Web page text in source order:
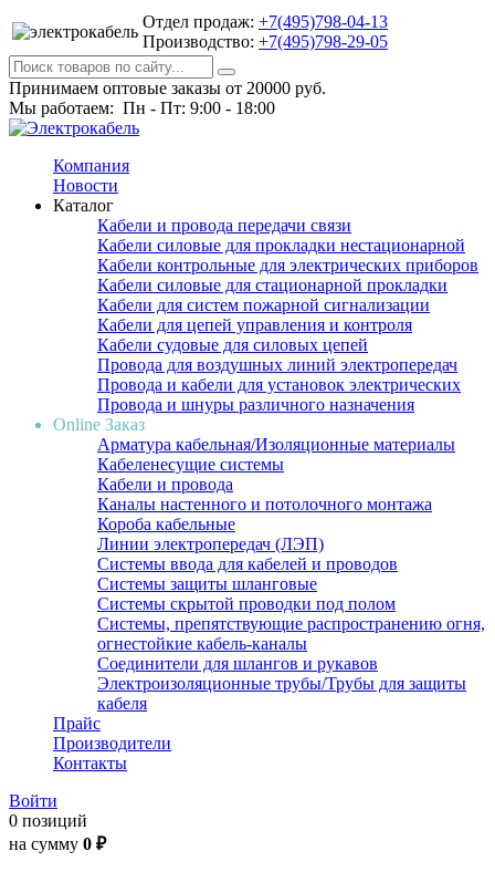
Отдел продаж: +7(495)798-04-13
Производство: +7(495)798-29-05
Принимаем оптовые заказы от 20000 руб.
Мы работаем: Пн - Пт: 9:00 - 18:00
Компания
Новости
Каталог
Кабели и провода передачи связи
Кабели силовые для прокладки нестационарной
Кабели контрольные для электрических приборов
Кабели силовые для стационарной прокладки
Кабели для систем пожарной сигнализации
Кабели для цепей управления и контроля
Кабели судовые для силовых цепей
Провода для воздушных линий электропередач
Провода и кабели для установок электрических
Провода и шнуры различного назначения
Online Заказ
Арматура кабельная/Изоляционные материалы
Кабеленесущие системы
Кабели и провода
Каналы настенного и потолочного монтажа
Короба кабельные
Линии электропередач (ЛЭП)
Системы ввода для кабелей и проводов
Системы защиты шланговые
Системы скрытой проводки под полом
Системы, препятствующие распространению огня,
огнестойкие кабель-каналы
Соединители для шлангов и рукавов
Электроизоляционные трубы/Трубы для защиты
кабеля
Прайс
Производители
Контакты
Войти
0 позиций
на сумму 0 ₽